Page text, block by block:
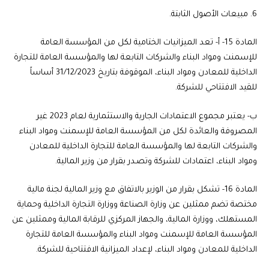
مبيعات الأصول الثابتة.
المادة 15-
أ- تعد الميزانيات الختامية لكل من المؤسسة العامة
للإسمنت ومواد البناء والشركات التابعة لها والمؤسسة العامة للتجارة
الداخلية للمعادن ومواد البناء، الموقوفة بتاريخ 31/12/2023 أساساً
للقيد الافتتاحي للشركة.
ب- يعتبر مجموع الاعتمادات الجارية والاستثمارية لعام 2023 غير
المصروفة والعائدة لكل من المؤسسة العامة للإسمنت ومواد البناء
والشركات التابعة لها والمؤسسة العامة للتجارة الداخلية للمعادن
ومواد البناء، اعتمادات للشركة وتصـدر بقرار من وزير المالية.
المادة 16-
تشكل بقرار من الوزير بالاتفاق مع وزير المالية لجنة مالية
مختصة تضم ممثلين عن وزارة الصناعة ووزارة التجارة الداخلية وحماية
المستهلك، ووزارة المالية، والجهاز المركزي للرقابة المالية وممثلين عن
المؤسسة العامة للإسمنت ومواد البناء والمؤسسة العامة للتجارة
الداخلية للمعادن ومواد البناء، لإعداد الميزانية الافتتاحية للشركة.